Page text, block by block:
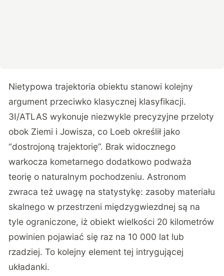
Nietypowa trajektoria obiektu stanowi kolejny
argument przeciwko klasycznej klasyfikacji.
3I/ATLAS wykonuje niezwykle precyzyjne przeloty
obok Ziemi i Jowisza, co Loeb określił jako
“dostrojoną trajektorię”. Brak widocznego
warkocza kometarnego dodatkowo podważa
teorię o naturalnym pochodzeniu. Astronom
zwraca też uwagę na statystykę: zasoby materiału
skalnego w przestrzeni międzygwiezdnej są na
tyle ograniczone, iż obiekt wielkości 20 kilometrów
powinien pojawiać się raz na 10 000 lat lub
rzadziej. To kolejny element tej intrygującej
układanki.